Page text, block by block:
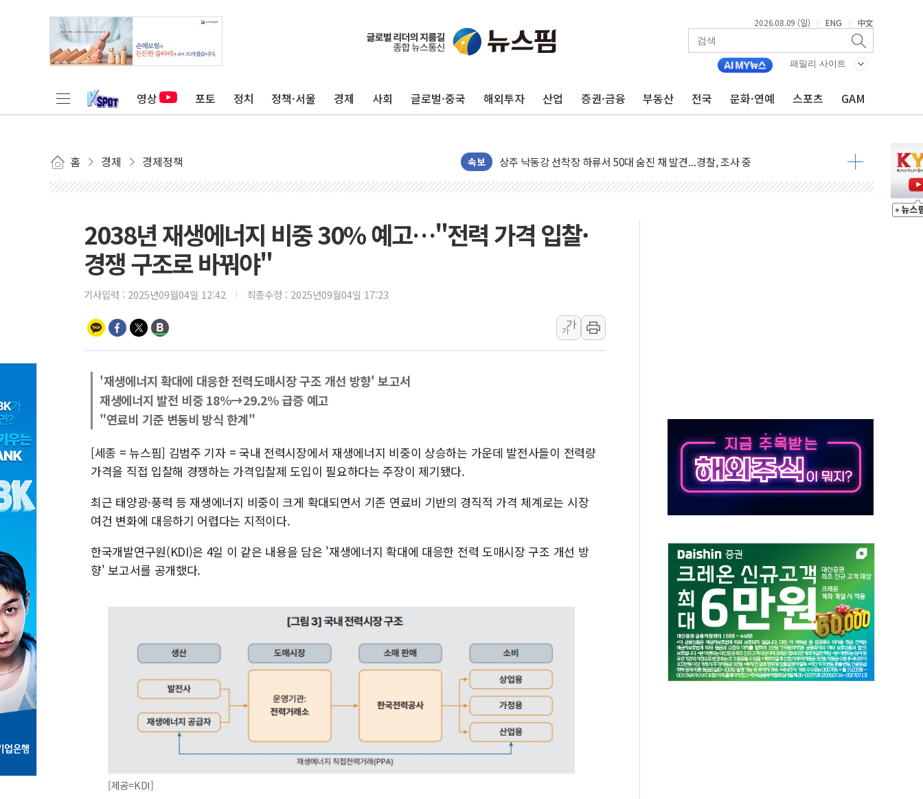
2026.08.09 (일) | ENG | 中文
패밀리 사이트
영상 포토 정치 정책·서울 경제 사회 글로벌·중국 해외투자 산업 증권·금융 부동산 전국 문화·연예 스포츠 GAM
홈 경제 경제정책 속보
평택 진위면 공장서 질식사고 발생…작업자 1명 숨져
상주 낙동강 선착장 하류서 50대 숨진 채 발견...경찰, 조사 중
[종합] 김민석, 정청래에 누적 1.48%p 차 선두 유지...金 46.01% vs 鄭 44.53%
인천서 말다툼 중 어머니 살해 10대 구속…범행 후 반려견도 죽여
김민석, 강원·대구·경북 경선서 정청래에 승리…金 48.54% vs 鄭 44.40%
[속보] 민주, 강원 경선 결과 발표...김민석 50.30% 정청래 41.94% 송영길 7.76%
정재헌 CEO, SKT 장기고객 400명 맞이…"마음 잇는 시간 되길"
홈플러스發 대형마트 판매, 역대 최대폭 감소한 9.4%↓…유통업계 양극화 심화
윤준병·이해민 의원, '정부 특사'로 콜롬비아 대통령 취임식 참석
'호우·산사태 주의보' 울진 시간당 30mm 강한 비...호우 피해 없어
여야, 황희 '버스 하우스' 공방…野 "청년 우롱 기괴" vs 與 "송구한 해프닝"
2038년 재생에너지 비중 30% 예고…"전력 가격 입찰·
경쟁 구조로 바꿔야"
기사입력 : 2025년09월04일 12:42 최종수정 : 2025년09월04일 17:23
가
가
'재생에너지 확대에 대응한 전력도매시장 구조 개선 방향' 보고서
재생에너지 발전 비중 18%→29.2% 급증 예고
"연료비 기준 변동비 방식 한계"
[세종 = 뉴스핌] 김범주 기자 = 국내 전력시장에서 재생에너지 비중이 상승하는 가운데 발전사들이 전력량
가격을 직접 입찰해 경쟁하는 가격입찰제 도입이 필요하다는 주장이 제기됐다.
최근 태양광·풍력 등 재생에너지 비중이 크게 확대되면서 기존 연료비 기반의 경직적 가격 체계로는 시장
여건 변화에 대응하기 어렵다는 지적이다.
한국개발연구원(KDI)은 4일 이 같은 내용을 담은 '재생에너지 확대에 대응한 전력 도매시장 구조 개선 방
향' 보고서를 공개했다.
[제공=KDI]